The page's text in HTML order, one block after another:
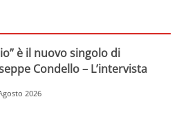
è il nuovo singolo di
Condello – L’intervista
2026